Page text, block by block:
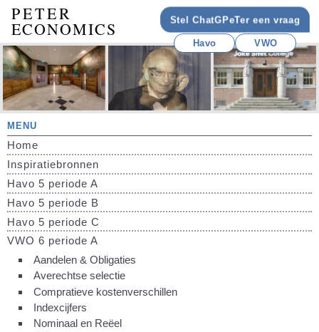
PETER
ECONOMICS Stel ChatGPeTer een vraag
Havo VWO
MENU
Home
Inspiratiebronnen
Havo 5 periode A
Havo 5 periode B
Havo 5 periode C
VWO 6 periode A
Aandelen & Obligaties
Averechtse selectie
Compratieve kostenverschillen
Indexcijfers
Nominaal en Reëel